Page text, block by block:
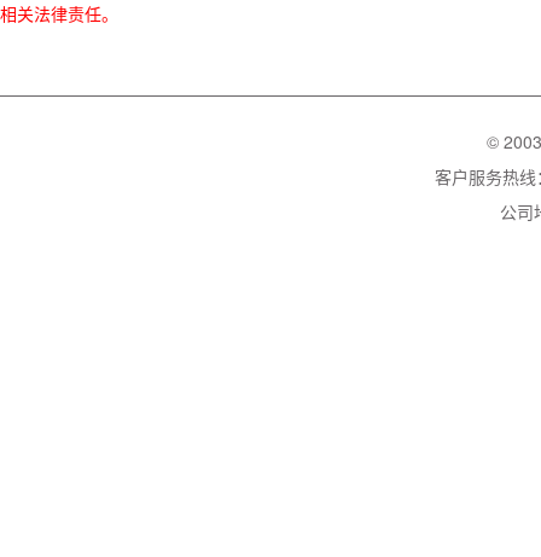
相关法律责任。
©
客户服务热
公司